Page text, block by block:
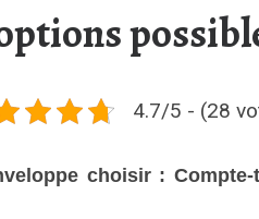
4.7/5 - (28
choisir : Compte-